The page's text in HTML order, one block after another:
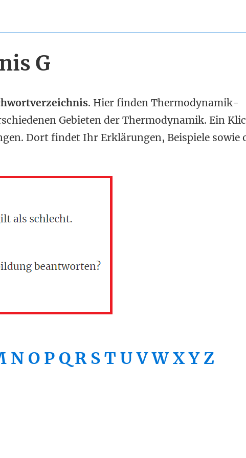
G
. Hier finden Thermodynamik-
Gebieten der Thermodynamik. Ein
Dort findet Ihr Erklärungen, Beispiele sowie
N O P Q R S T U V W X Y Z